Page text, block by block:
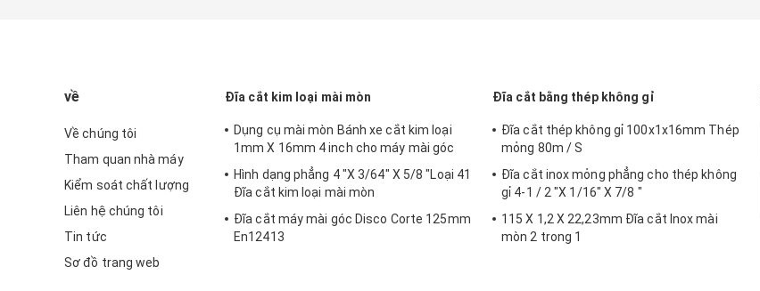
về
Về chúng tôi
Tham quan nhà máy
Kiểm soát chất lượng
Liên hệ chúng tôi
Tin tức
Sơ đồ trang web
Đĩa cắt kim loại mài mòn
Dụng cụ mài mòn Bánh xe cắt kim loại
1mm X 16mm 4 inch cho máy mài góc
Hình dạng phẳng 4 "X 3/64" X 5/8 "Loại 41
Đĩa cắt kim loại mài mòn
Đĩa cắt máy mài góc Disco Corte 125mm
En12413
Đĩa cắt bằng thép không gỉ
Đĩa cắt thép không gỉ 100x1x16mm Thép
mỏng 80m / S
Đĩa cắt inox mỏng phẳng cho thép không
gỉ 4-1 / 2 "X 1/16" X 7/8 "
115 X 1,2 X 22,23mm Đĩa cắt Inox mài
mòn 2 trong 1